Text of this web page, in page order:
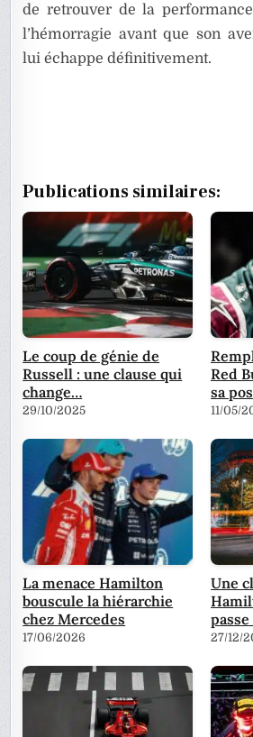
de retrouver de la
l’hémorragie avant que son
lui échappe définitivement.
Publications similaires:
Le coup de génie de
Russell : une clause qui
change…
29/10/2025
Red
sa
11/05/
La menace Hamilton
bouscule la hiérarchie
chez Mercedes
17/06/2026
Une
passe
27/12/